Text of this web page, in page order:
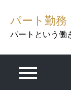
content
パート勤務
パートという働